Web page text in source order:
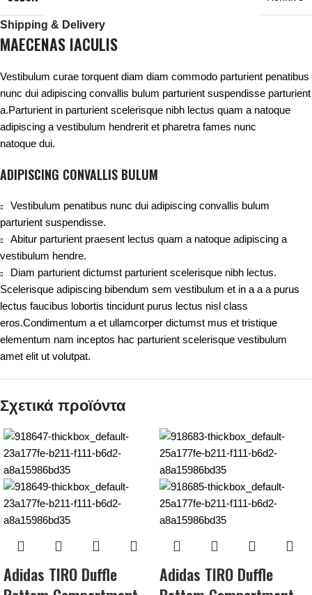
Shipping & Delivery
MAECENAS IACULIS
Vestibulum curae torquent diam diam commodo parturient penatibus
nunc dui adipiscing convallis bulum parturient suspendisse parturient
a.Parturient in parturient scelerisque nibh lectus quam a natoque
adipiscing a vestibulum hendrerit et pharetra fames nunc
natoque dui.
ADIPISCING CONVALLIS BULUM
Vestibulum penatibus nunc dui adipiscing convallis bulum
parturient suspendisse.
Abitur parturient praesent lectus quam a natoque adipiscing a
vestibulum hendre.
Diam parturient dictumst parturient scelerisque nibh lectus.
Scelerisque adipiscing bibendum sem vestibulum et in a a a purus
lectus faucibus lobortis tincidunt purus lectus nisl class
eros.Condimentum a et ullamcorper dictumst mus et tristique
elementum nam inceptos hac parturient scelerisque vestibulum
amet elit ut volutpat.
Σχετικά προϊόντα
Adidas TIRO Duffle
Adidas TIRO Duffle